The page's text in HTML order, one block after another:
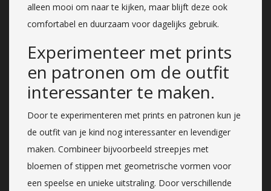
alleen mooi om naar te kijken, maar blijft deze ook
comfortabel en duurzaam voor dagelijks gebruik.
Experimenteer met prints
en patronen om de outfit
interessanter te maken.
Door te experimenteren met prints en patronen kun je
de outfit van je kind nog interessanter en levendiger
maken. Combineer bijvoorbeeld streepjes met
bloemen of stippen met geometrische vormen voor
een speelse en unieke uitstraling. Door verschillende